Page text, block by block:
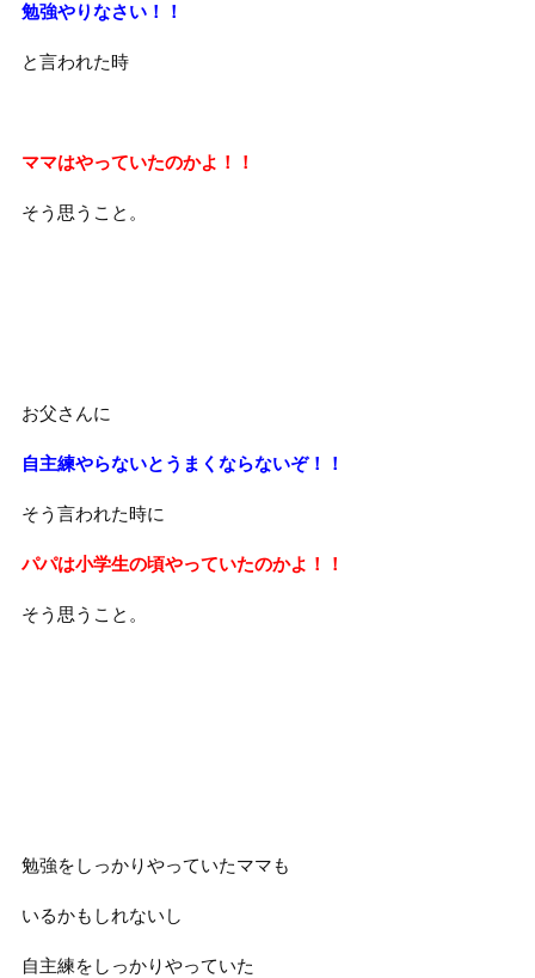
勉強やりなさい！！
と言われた時
ママはやっていたのかよ！！
そう思うこと。
お父さんに
自主練やらないとうまくならないぞ！！
そう言われた時に
パパは小学生の頃やっていたのかよ！！
そう思うこと。
勉強をしっかりやっていたママも
いるかもしれないし
自主練をしっかりやっていた